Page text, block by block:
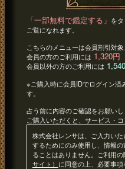
「一部無料で鑑定する」 を
ご覧になれます。
こちらのメニューは会員割引対象
会員の方のご利用には 1,320円
会員以外の方のご利用には
※ご購入時に会員IDでログイン済
す。
占う前に内容のご確認をお願いし
ご購入いただくと、サービス・
株式会社レンサは、ご入力い
するためにのみ使用し、情報
ることはありません。ご利用
サイト） に同意の上、必要事項